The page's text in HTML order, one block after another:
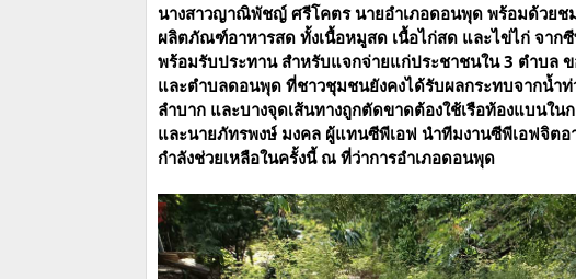
นางสาวญาณิพัชญ์ ศรีโคตร นายอำเภอดอนพุด พร้อมด้วย
ผลิตภัณฑ์อาหารสด ทั้งเนื้อหมูสด เนื้อไก่สด และไข่ไก่ จาก
พร้อมรับประทาน สำหรับแจกจ่ายแก่ประชาชนใน 3 ตำบล
และตำบลดอนพุด ที่ชาวชุมชนยังคงได้รับผลกระทบจากน้ำ
ลำบาก และบางจุดเส้นทางถูกตัดขาดต้องใช้เรือท้องแบน
และนายภัทรพงษ์ มงคล ผู้แทนซีพีเอฟ นำทีมงานซีพีเอฟจิตอ
กำลังช่วยเหลือในครั้งนี้ ณ ที่ว่าการอำเภอดอนพุด